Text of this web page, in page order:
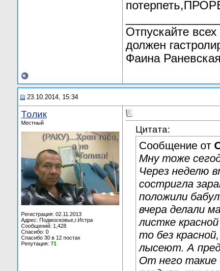
Отпускайте
должен
Фаина
23.10.2014, 15:34
Толик
Местный
Регистрация: 02.11.2013
Адрес: Подмосковье,г.Истра
Сообщений: 1,428
Спасибо: 0
Спасибо 30 в 12 постах
Репутация: 71
Цитата:
Сообщение от
Мну тоже
Через неделю
состригла
положили
вчера делали
листке
то без
лысеют. А
От него такие